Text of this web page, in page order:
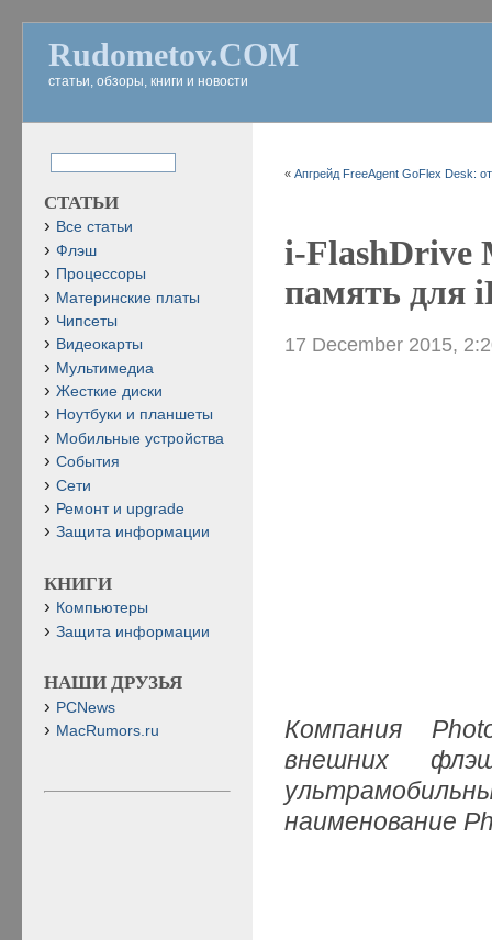
Rudometov.COM
статьи, обзоры, книги и новости
«Апгрейд FreeAgent GoFlex Desk:
i-FlashDrive
память для
17 December 2015,
Компания
внешних
наименование
СТАТЬИ
Все статьи
Флэш
Процессоры
Материнские платы
Чипсеты
Видеокарты
Мультимедиа
Жесткие диски
Ноутбуки и планшеты
Мобильные устройства
События
Сети
Ремонт и upgrade
Защита информации
КНИГИ
Компьютеры
Защита информации
НАШИ ДРУЗЬЯ
PCNews
MacRumors.ru